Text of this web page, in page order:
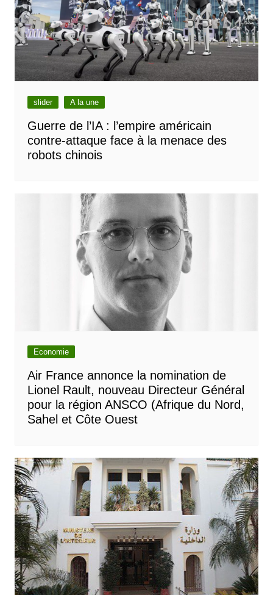
slider A la une
Guerre de l’IA : l’empire américain
contre-attaque face à la menace des
robots chinois
Economie
Air France annonce la nomination de
Lionel Rault, nouveau Directeur Général
pour la région ANSCO (Afrique du Nord,
Sahel et Côte Ouest